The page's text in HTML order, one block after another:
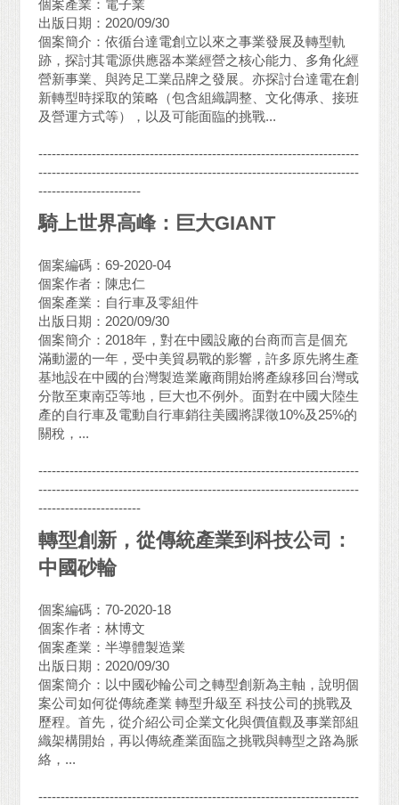
個案產業：電子業
出版日期：2020/09/30
個案簡介：依循台達電創立以來之事業發展及轉型軌
跡，探討其電源供應器本業經營之核心能力、多角化經
營新事業、與跨足工業品牌之發展。亦探討台達電在創
新轉型時採取的策略（包含組織調整、文化傳承、接班
及營運方式等），以及可能面臨的挑戰...
------------------------------------------------------------------------
------------------------------------------------------------------------
-----------------------
騎上世界高峰：巨大GIANT
個案編碼：69-2020-04
個案作者：陳忠仁
個案產業：自行車及零組件
出版日期：2020/09/30
個案簡介：2018年，對在中國設廠的台商而言是個充
滿動盪的一年，受中美貿易戰的影響，許多原先將生產
基地設在中國的台灣製造業廠商開始將產線移回台灣或
分散至東南亞等地，巨大也不例外。面對在中國大陸生
產的自行車及電動自行車銷往美國將課徵10%及25%的
關稅，...
------------------------------------------------------------------------
------------------------------------------------------------------------
-----------------------
轉型創新，從傳統產業到科技公司：
中國砂輪
個案編碼：70-2020-18
個案作者：林博文
個案產業：半導體製造業
出版日期：2020/09/30
個案簡介：以中國砂輪公司之轉型創新為主軸，說明個
案公司如何從傳統產業 轉型升級至 科技公司的挑戰及
歷程。首先，從介紹公司企業文化與價值觀及事業部組
織架構開始，再以傳統產業面臨之挑戰與轉型之路為脈
絡，...
------------------------------------------------------------------------